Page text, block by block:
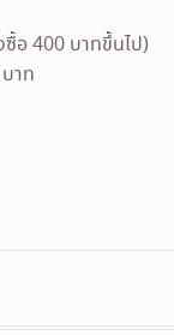
อ 400 บาทขึ้นไป)
าท